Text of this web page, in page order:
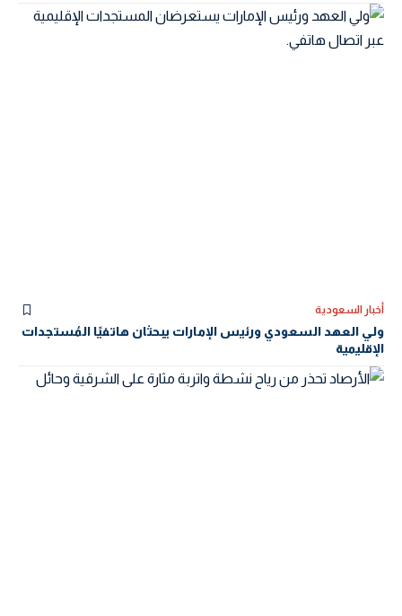
أخبار السعودية
ولي العهد السعودي ورئيس الإمارات يبحثان هاتفيًا المُستجدات
الإقليمية